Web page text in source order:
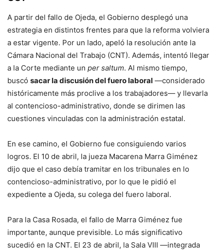
A partir del fallo de Ojeda, el Gobierno desplegó una
estrategia en distintos frentes para que la reforma volviera
a estar vigente. Por un lado, apeló la resolución ante la
Cámara Nacional del Trabajo (CNT). Además, intentó llegar
a la Corte mediante un per saltum. Al mismo tiempo,
buscó sacar la discusión del fuero laboral —considerado
históricamente más proclive a los trabajadores— y llevarla
al contencioso-administrativo, donde se dirimen las
cuestiones vinculadas con la administración estatal.
En ese camino, el Gobierno fue consiguiendo varios
logros. El 10 de abril, la jueza Macarena Marra Giménez
dijo que el caso debía tramitar en los tribunales en lo
contencioso-administrativo, por lo que le pidió el
expediente a Ojeda, su colega del fuero laboral.
Para la Casa Rosada, el fallo de Marra Giménez fue
importante, aunque previsible. Lo más significativo
sucedió en la CNT. El 23 de abril, la Sala VIII —integrada